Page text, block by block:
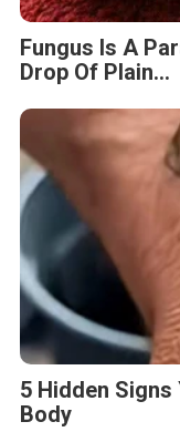
Fungus Is A
Drop Of Plain...
5 Hidden Signs
Body